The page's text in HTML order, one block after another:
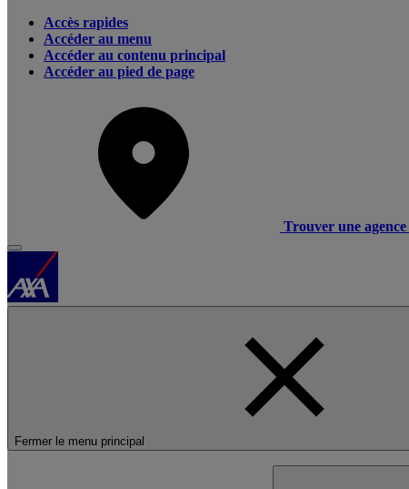
Accès rapides
Accéder au menu
Accéder au contenu principal
Accéder au pied de page
Trouver une agence
Fermer le menu principal